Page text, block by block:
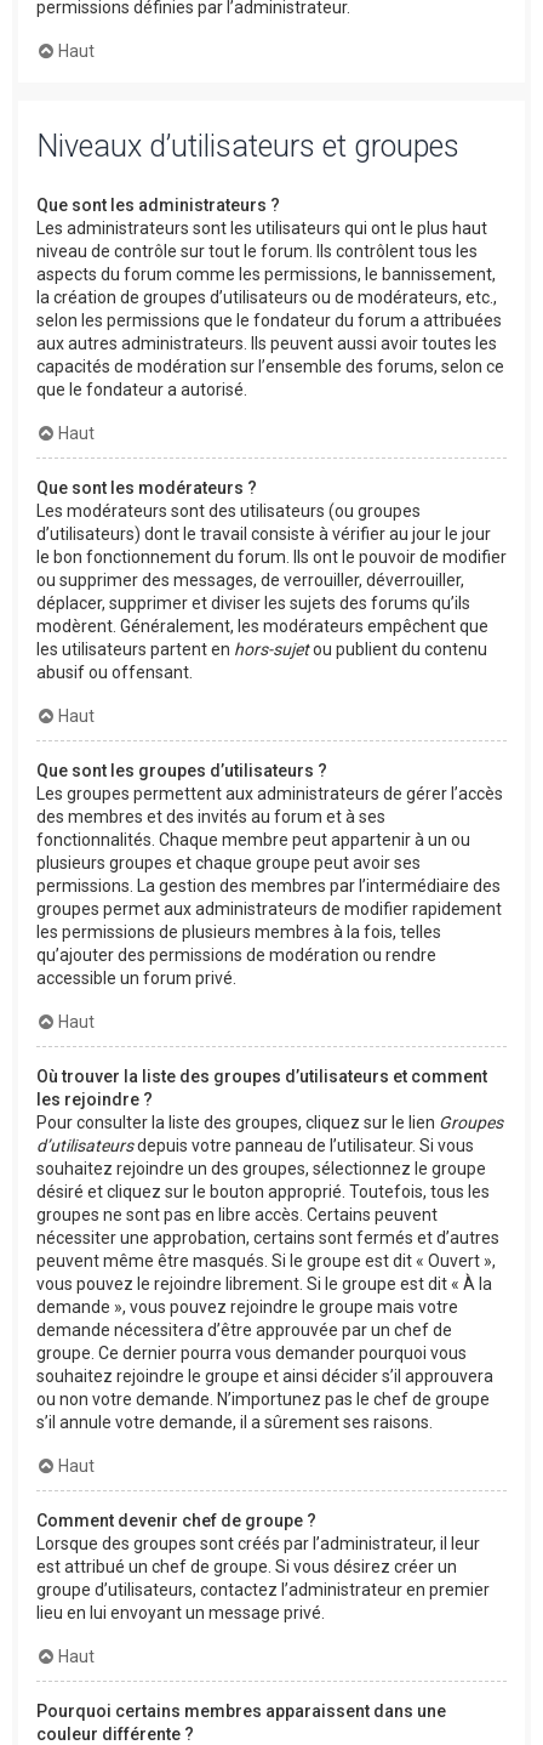
permissions définies par l’administrateur.
Haut
Niveaux d’utilisateurs et groupes
Que sont les administrateurs ?
Les administrateurs sont les utilisateurs qui ont le plus haut
niveau de contrôle sur tout le forum. Ils contrôlent tous les
aspects du forum comme les permissions, le bannissement,
la création de groupes d’utilisateurs ou de modérateurs, etc.,
selon les permissions que le fondateur du forum a attribuées
aux autres administrateurs. Ils peuvent aussi avoir toutes les
capacités de modération sur l’ensemble des forums, selon ce
que le fondateur a autorisé.
Haut
Que sont les modérateurs ?
Les modérateurs sont des utilisateurs (ou groupes
d’utilisateurs) dont le travail consiste à vérifier au jour le jour
le bon fonctionnement du forum. Ils ont le pouvoir de modifier
ou supprimer des messages, de verrouiller, déverrouiller,
déplacer, supprimer et diviser les sujets des forums qu’ils
modèrent. Généralement, les modérateurs empêchent que
les utilisateurs partent en hors-sujetou publient du contenu
abusif ou offensant.
Haut
Que sont les groupes d’utilisateurs ?
Les groupes permettent aux administrateurs de gérer l’accès
des membres et des invités au forum et à ses
fonctionnalités. Chaque membre peut appartenir à un ou
plusieurs groupes et chaque groupe peut avoir ses
permissions. La gestion des membres par l’intermédiaire des
groupes permet aux administrateurs de modifier rapidement
les permissions de plusieurs membres à la fois, telles
qu’ajouter des permissions de modération ou rendre
accessible un forum privé.
Haut
Où trouver la liste des groupes d’utilisateurs et comment
les rejoindre ?
Pour consulter la liste des groupes, cliquez sur le lien Groupes
d’utilisateursdepuis votre panneau de l’utilisateur. Si vous
souhaitez rejoindre un des groupes, sélectionnez le groupe
désiré et cliquez sur le bouton approprié. Toutefois, tous les
groupes ne sont pas en libre accès. Certains peuvent
nécessiter une approbation, certains sont fermés et d’autres
peuvent même être masqués. Si le groupe est dit « Ouvert »,
vous pouvez le rejoindre librement. Si le groupe est dit « À la
demande », vous pouvez rejoindre le groupe mais votre
demande nécessitera d’être approuvée par un chef de
groupe. Ce dernier pourra vous demander pourquoi vous
souhaitez rejoindre le groupe et ainsi décider s’il approuvera
ou non votre demande. N’importunez pas le chef de groupe
s’il annule votre demande, il a sûrement ses raisons.
Haut
Comment devenir chef de groupe ?
Lorsque des groupes sont créés par l’administrateur, il leur
est attribué un chef de groupe. Si vous désirez créer un
groupe d’utilisateurs, contactez l’administrateur en premier
lieu en lui envoyant un message privé.
Haut
Pourquoi certains membres apparaissent dans une
couleur différente ?